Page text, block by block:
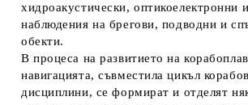
хидроакустически, оптикоелектронни
наблюдения на брегови, подводни и
обекти.
В процеса на развитието на
навигацията, съвместила цикъл
дисциплини, се формират и отделят